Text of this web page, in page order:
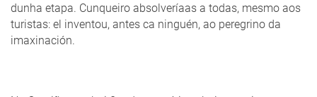
dunha etapa. Cunqueiro absolveríaas a todas, mesmo aos
turistas: el inventou, antes ca ninguén, ao peregrino da
imaxinación.